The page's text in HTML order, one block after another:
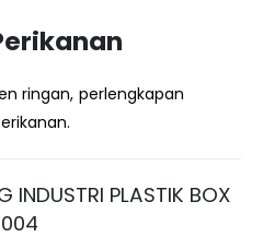
ringan, perlengkapan
PLASTIK BOX